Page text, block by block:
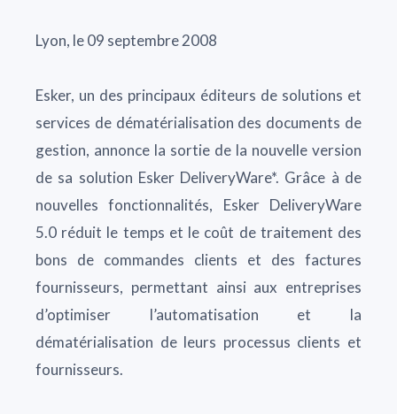
Lyon, le 09 septembre 2008
Esker, un des principaux éditeurs de solutions et
services de dématérialisation des documents de
gestion, annonce la sortie de la nouvelle version
de sa solution Esker DeliveryWare*. Grâce à de
nouvelles fonctionnalités, Esker DeliveryWare
5.0 réduit le temps et le coût de traitement des
bons de commandes clients et des factures
fournisseurs, permettant ainsi aux entreprises
d’optimiser l’automatisation et la
dématérialisation de leurs processus clients et
fournisseurs.